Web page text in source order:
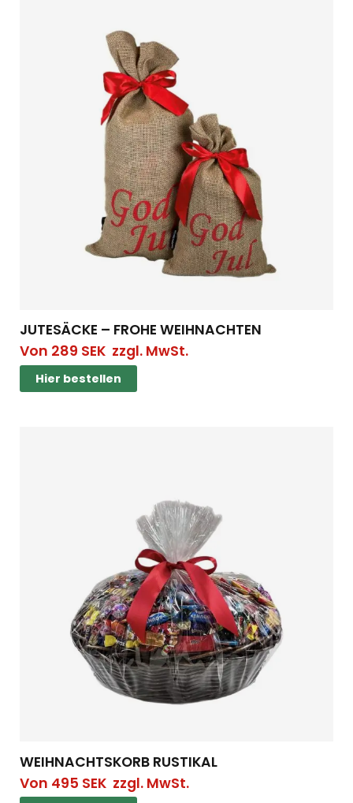
JUTESÄCKE – FROHE WEIHNACHTEN
Von 289 SEKzzgl. MwSt.
Hier bestellen
WEIHNACHTSKORB RUSTIKAL
Von 495 SEKzzgl. MwSt.